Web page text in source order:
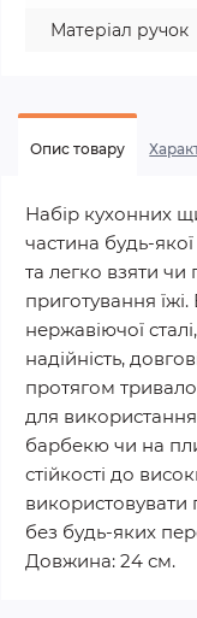
Матеріал ручок
Опис товару
Набір кухонних
частина будь-
та легко взяти чи
приготування
нержавіючої
надійність,
протягом
для
барбекю чи на
стійкості до
використовувати
без будь-яких
Довжина: 24 см.